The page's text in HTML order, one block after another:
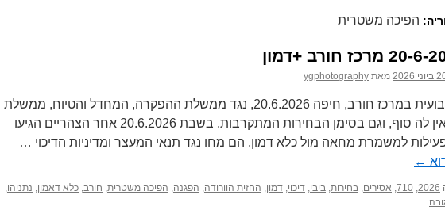
הפיכה משטרית
2026 מאת ygphotography
ההפגנה השבועית במרכז חורב, חיפה 20.6.2026, נגד ממשלת ההפקרה, המחדל והטיוח, ממשלת
המלחמה שאין לה סוף, וגם בסימן הבחירות המתקרבות. בשבת 20.6.2026 אחר הצהריים הגיעו
←
2026
,
710
, אסירים, בחירות, ביבי, דיכוי, דמון, החזית הוורודה, הפגנה, הפיכה משטרית, חורב, כלא דאמון, נתניהו,